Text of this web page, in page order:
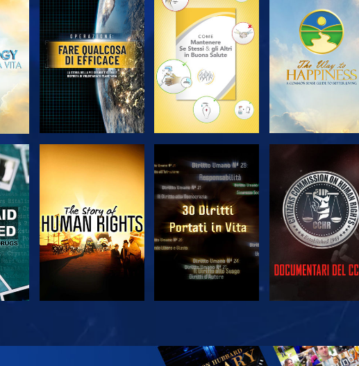
ESPLORA LE
SERIE
ESPLORA LE
SERIE
ESPLORA LE
SERIE
GUARDA GUARDA GUARDA
GUARDA
ESPLORA LE